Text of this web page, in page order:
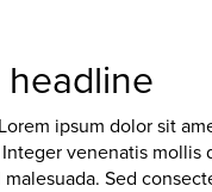
headline
ipsum dolor sit
venenatis mollis
Sed